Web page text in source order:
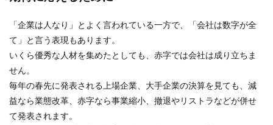
「企業は人なり」とよく言われている一方で、「会社は数字が全
て」と言う表現もあります。
いくら優秀な人材を集めたとしても、赤字では会社は成り立ちま
せん。
毎年の春先に発表される上場企業、大手企業の決算を見ても、減
益なら業態改革、赤字なら事業縮小、撤退やリストラなどが併せ
て発表されます。